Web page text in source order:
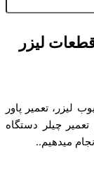
لیزر
لیزر، تعمیر پاور
چیلر دستگاه
میدهیم..